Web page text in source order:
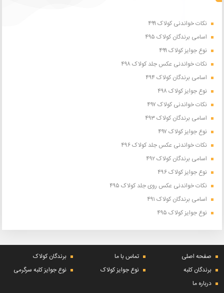
نکات خواندنی کولاک ۴۹۹
اسامی برندگان کولاک ۴۹۵
نوع جوایز کولاک ۴۹۹
نکات خواندنی عکس جلد کولاک ۴۹۸
اسامی برندگان کولاک ۴۹۴
نوع جوایز کولاک ۴۹۸
نکات خواندنی کولاک ۴۹۷
اسامی برندگان کولاک ۴۹۳
نوع جوایز کولاک ۴۹۷
نکات خواندنی عکس جلد کولاک ۴۹۶
اسامی برندگان کولاک ۴۹۲
نوع جوایز کولاک ۴۹۶
نکات خواندنی عکس روی جلد کولاک ۴۹۵
اسامی برندگان کولاک ۴۹۱
نوع جوایز کولاک ۴۹۵
صفحه اصلی تماس با ما
برندگان کولاک
برندگان کلبه
نوع جوایز کولاک
نوع جوایز کلبه سرگرمی
درباره ما